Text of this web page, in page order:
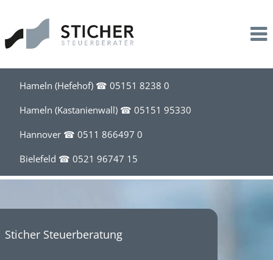
Hameln (Hefehof) ☎ 05151 8238 0
Hameln (Kastanienwall) ☎ 05151 95330
Hannover ☎ 0511 866497 0
Bielefeld ☎ 0521 96747 15
Sticher Steuerberatung
Steuerberatung
Lohnbuchhaltung
Existenzgründung
Akademische Heilberufe
Steuerberatung für Friseure
Profil
Team
Kontakt
Information für Mandanten
News
Kalender